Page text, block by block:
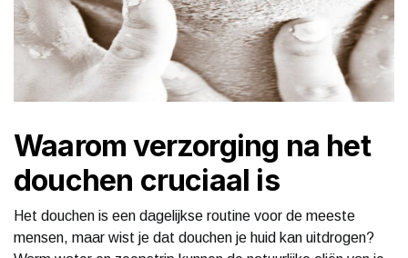
Waarom verzorging na het
douchen cruciaal is
Het douchen is een dagelijkse routine voor de meeste
mensen, maar wist je dat douchen je huid kan uitdrogen?